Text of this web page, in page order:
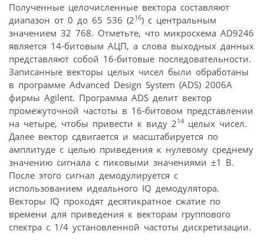
Полученные целочисленные вектора составляют
диапазон от 0 до 65 536 (216) с центральным
значением 32 768. Отметьте, что микросхема AD9246
является 14-битовым АЦП, а слова выходных данных
представляют собой 16-битовые последовательности.
Записанные векторы целых чисел были обработаны
в программе Advanced Design System (ADS) 2006A
фирмы Agilent. Программа ADS делит вектор
промежуточной частоты в 16-битовом представлении
на четыре, чтобы привести к виду 214 целых чисел.
Далее вектор сдвигается и масштабируется по
амплитуде с целью приведения к нулевому среднему
значению сигнала с пиковыми значениями ±1 В.
После этого сигнал демодулируется с
использованием идеального IQ демодулятора.
Векторы IQ проходят десятикратное сжатие по
времени для приведения к векторам группового
спектра с 1/4 установленной частоты дискретизации.